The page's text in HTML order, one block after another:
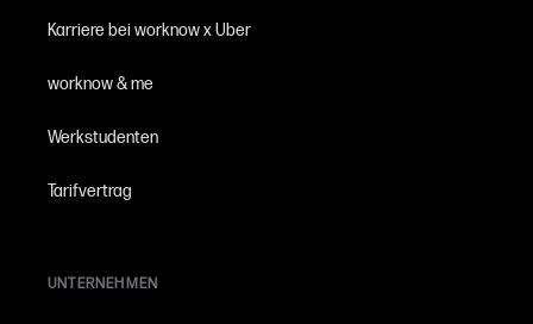
Karriere bei worknow x Uber
worknow & me
Werkstudenten
Tarifvertrag
UNTERNEHMEN